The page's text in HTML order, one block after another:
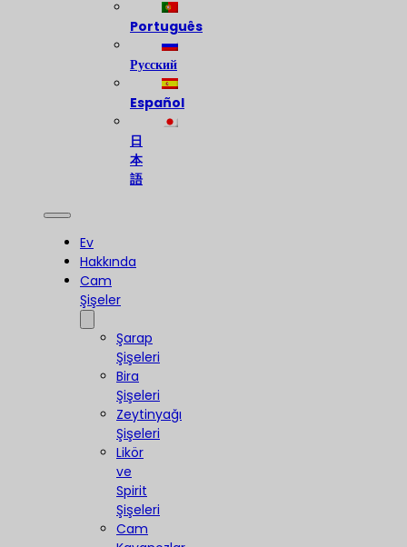
Português
Русский
Español
日
本
語
Ev
Hakkında
Cam
Şişeler
Şarap
Şişeleri
Bira
Şişeleri
Zeytinyağı
Şişeleri
Likör
ve
Spirit
Şişeleri
Cam